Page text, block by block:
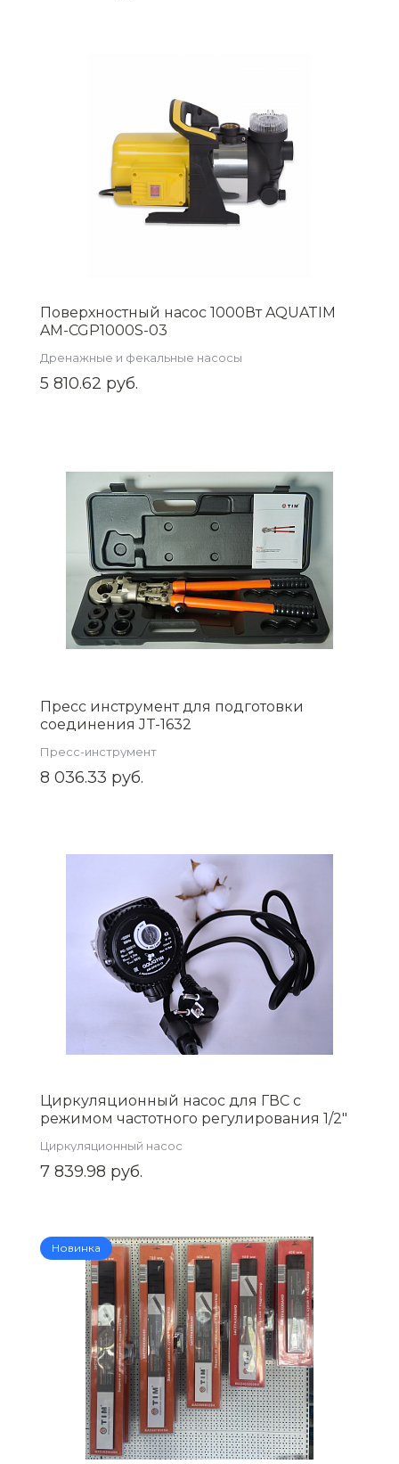
Поверхностный насос 1000Вт AQUATIM
AM-CGP1000S-03
Дренажные и фекальные насосы
5 810.62 руб.
Пресс инструмент для подготовки
соединения JT-1632
Пресс-инструмент
8 036.33 руб.
Циркуляционный насос для ГВC с
режимом частотного регулирования 1/2"
Циркуляционный насос
7 839.98 руб.
Новинка